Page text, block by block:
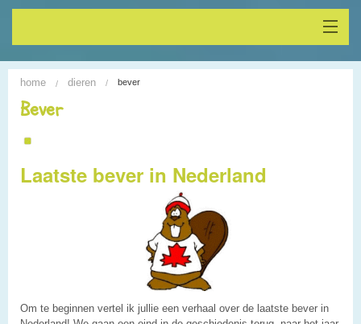
Home
Onderwerp vinden
Spreekbeurt houden
Alle Spreekbeurten
home dieren bever
Bever
Laatste bever in Nederland
Om te beginnen vertel ik jullie een verhaal over de laatste bever in